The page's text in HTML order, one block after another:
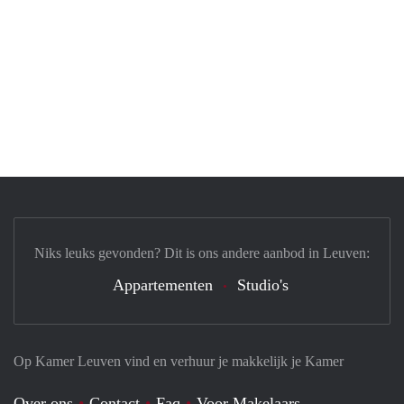
Op Kamer Leuven vind en verhuur je makkelijk je Kamer
Niks leuks gevonden? Dit is ons andere aanbod in Leuven:
Appartementen Studio's